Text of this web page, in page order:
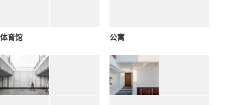
体育馆 公寓